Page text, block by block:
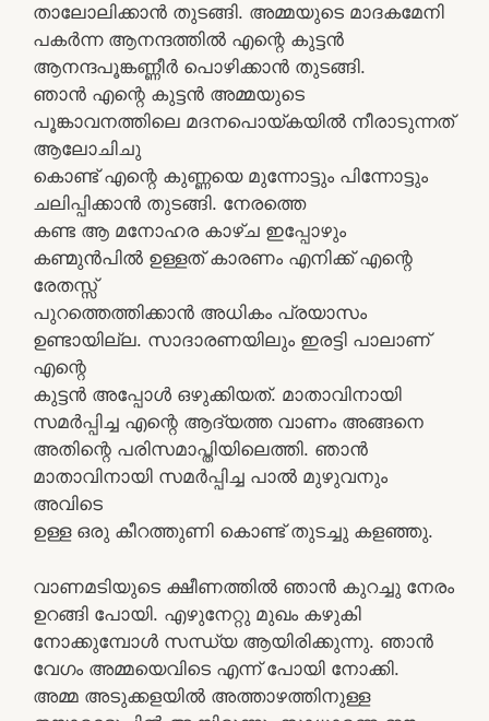
താലോലിക്കാന്‍ തുടങ്ങി. അമ്മയുടെ മാദകമേനി
പകര്‍ന്ന ആനന്ദത്തില്‍ എന്റെ കുട്ടന്‍
ആനന്ദപൂങ്കണ്ണീര്‍ പൊഴിക്കാന്‍ തുടങ്ങി.
ഞാന്‍ എന്റെ കുട്ടന്‍ അമ്മയുടെ
പൂങ്കാവനത്തിലെ മദനപൊയ്കയില്‍ നീരാടുന്നത്
ആലോചിചു
കൊണ്ട് എന്റെ കുണ്ണയെ മുന്നോട്ടും പിന്നോട്ടും
ചലിപ്പിക്കാന്‍ തുടങ്ങി. നേരത്തെ
കണ്ട ആ മനോഹര കാഴ്ച ഇപ്പോഴും
കണ്മുന്‍പില്‍ ഉള്ളത് കാരണം എനിക്ക് എന്റെ
രേതസ്സ്
പുറത്തെത്തിക്കാന്‍ അധികം പ്രയാസം
ഉണ്ടായില്ല. സാദാരണയിലും ഇരട്ടി പാലാണ്
എന്റെ
കുട്ടന്‍ അപ്പോള്‍ ഒഴുക്കിയത്. മാതാവിനായി
സമര്‍പ്പിച്ച എന്റെ ആദ്യത്ത വാണം അങ്ങനെ
അതിന്റെ പരിസമാപ്തിയിലെത്തി. ഞാന്‍
മാതാവിനായി സമര്‍പ്പിച്ച പാല്‍ മുഴുവനും
അവിടെ
ഉള്ള ഒരു കീറത്തുണി കൊണ്ട് തുടച്ചു കളഞ്ഞു.
വാണമടിയുടെ ക്ഷീണത്തില്‍ ഞാന്‍ കുറച്ചു നേരം
ഉറങ്ങി പോയി. എഴുനേറ്റു മുഖം കഴുകി
നോക്കുമ്പോള്‍ സന്ധ്യ ആയിരിക്കുന്നു. ഞാന്‍
വേഗം അമ്മയെവിടെ എന്ന്‍ പോയി നോക്കി.
അമ്മ അടുക്കളയില്‍ അത്താഴത്തിനുള്ള